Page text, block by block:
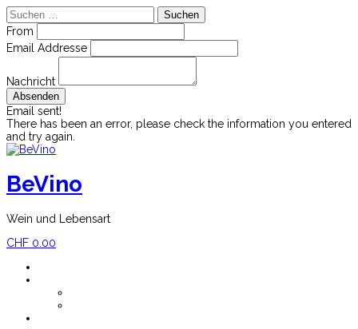
Suchen
nach:
From
Email Addresse
Nachricht
Email sent!
There has been an error, please check the information you entered
and try again.
Skip
content
BeVino
Wein und Lebensart
CHF 0.00